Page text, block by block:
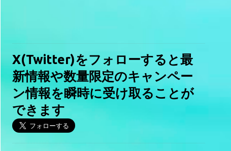
X(Twitter)をフォローすると最
新情報や数量限定のキャンペー
ン情報を瞬時に受け取ることが
できます